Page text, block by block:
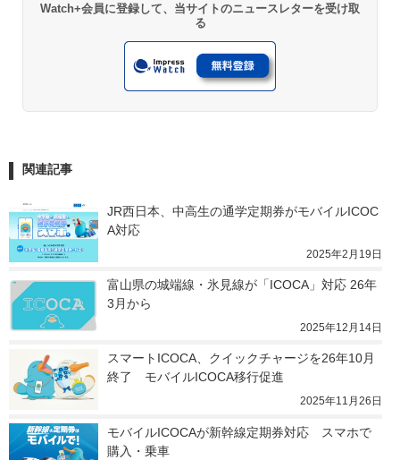
Watch+会員に登録して、当サイトのニュースレターを受け取
る
関連記事
JR西日本、中高生の通学定期券がモバイルICOC
A対応
2025年2月19日
富山県の城端線・氷見線が「ICOCA」対応 26年
3月から
2025年12月14日
スマートICOCA、クイックチャージを26年10月
終了　モバイルICOCA移行促進
2025年11月26日
モバイルICOCAが新幹線定期券対応　スマホで
購入・乗車